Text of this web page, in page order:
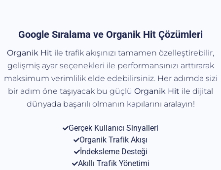
Google Sıralama ve Organik Hit Çözümleri
Organik Hit ile trafik akışınızı tamamen özelleştirebilir,
gelişmiş ayar seçenekleri ile performansınızı arttırarak
maksimum verimlilik elde edebilirsiniz. Her adımda sizi
bir adım öne taşıyacak bu güçlü Organik Hit ile dijital
dünyada başarılı olmanın kapılarını aralayın!
Gerçek Kullanıcı Sinyalleri
Organik Trafik Akışı
İndeksleme Desteği
Akıllı Trafik Yönetimi